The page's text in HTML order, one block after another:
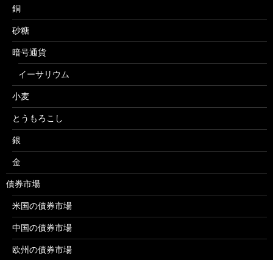
銅
砂糖
暗号通貨
イーサリウム
小麦
とうもろこし
銀
金
債券市場
米国の債券市場
中国の債券市場
欧州の債券市場